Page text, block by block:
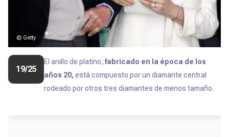
© Getty
19/25
El anillo de platino,fabricado en la época de los
años 20,está compuesto por un diamante central
rodeado por otros tres diamantes de menos tamaño.